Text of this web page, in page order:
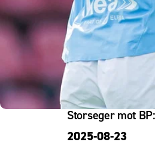
Storseger mot
2025-08-23